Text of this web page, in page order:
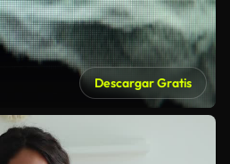
Descargar Gratis